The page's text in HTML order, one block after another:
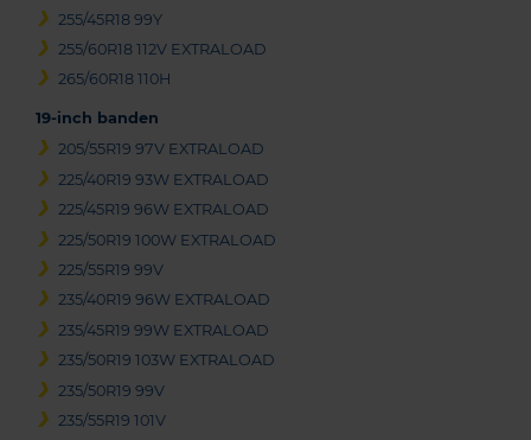
255/45R18 99Y
255/60R18 112V EXTRALOAD
265/60R18 110H
19-inch banden
205/55R19 97V EXTRALOAD
225/40R19 93W EXTRALOAD
225/45R19 96W EXTRALOAD
225/50R19 100W EXTRALOAD
225/55R19 99V
235/40R19 96W EXTRALOAD
235/45R19 99W EXTRALOAD
235/50R19 103W EXTRALOAD
235/50R19 99V
235/55R19 101V